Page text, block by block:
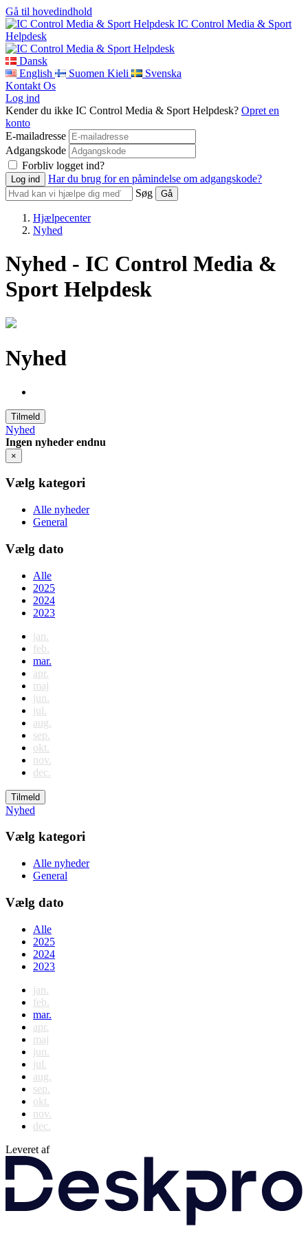
Gå til hovedindhold
IC Control Media & Sport
Helpdesk
Dansk
English
Suomen Kieli
Svenska
Kontakt Os
Log ind
Kender du ikke IC Control Media & Sport Helpdesk? Opret en
konto
E-mailadresse
Adgangskode
Forbliv logget ind?
Har du brug for en påmindelse om adgangskode?
Søg
Hjælpecenter
Nyhed
Nyhed - IC Control Media &
Sport Helpdesk
Nyhed
Tilmeld
Nyhed
Ingen nyheder endnu
×
Vælg kategori
Alle nyheder
General
Vælg dato
Alle
2025
2024
2023
jan.
feb.
mar.
apr.
maj
jun.
jul.
aug.
sep.
okt.
nov.
dec.
Tilmeld
Nyhed
Vælg kategori
Alle nyheder
General
Vælg dato
Alle
2025
2024
2023
jan.
feb.
mar.
apr.
maj
jun.
jul.
aug.
sep.
okt.
nov.
dec.
Leveret af